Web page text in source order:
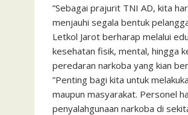
​”Sebagai prajurit TNI AD, kita
menjauhi segala bentuk
​Letkol Jarot berharap melalui
kesehatan fisik, mental, hingga
peredaran narkoba yang kian
​”Penting bagi kita untuk
maupun masyarakat. Personel
penyalahgunaan narkoba di